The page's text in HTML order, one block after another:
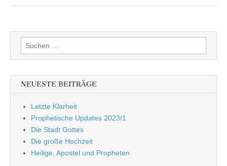
Suchen
nach:
NEUESTE BEITRÄGE
Letzte Klarheit
Prophetische Updates 2023/1
Die Stadt Gottes
Die große Hochzeit
Heilige, Apostel und Propheten